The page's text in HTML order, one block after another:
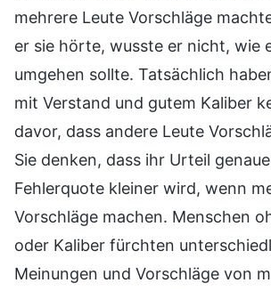
mehrere Leute Vorschläge
er sie hörte, wusste er nicht, wie
umgehen sollte. Tatsächlich
mit Verstand und gutem Kaliber
davor, dass andere Leute
Sie denken, dass ihr Urteil
Fehlerquote kleiner wird, wenn
Vorschläge machen. Menschen
oder Kaliber fürchten
Meinungen und Vorschläge von